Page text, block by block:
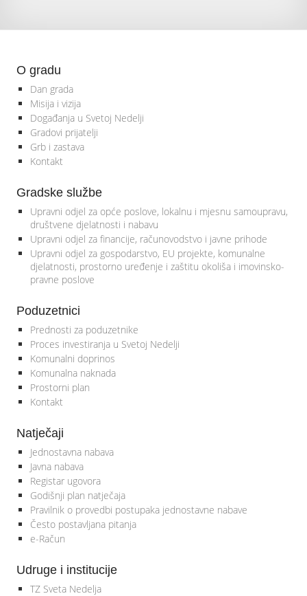
O gradu
Dan grada
Misija i vizija
Događanja u Svetoj Nedelji
Gradovi prijatelji
Grb i zastava
Kontakt
Gradske službe
Upravni odjel za opće poslove, lokalnu i mjesnu samoupravu,
društvene djelatnosti i nabavu
Upravni odjel za financije, računovodstvo i javne prihode
Upravni odjel za gospodarstvo, EU projekte, komunalne
djelatnosti, prostorno uređenje i zaštitu okoliša i imovinsko-
pravne poslove
Poduzetnici
Prednosti za poduzetnike
Proces investiranja u Svetoj Nedelji
Komunalni doprinos
Komunalna naknada
Prostorni plan
Kontakt
Natječaji
Jednostavna nabava
Javna nabava
Registar ugovora
Godišnji plan natječaja
Pravilnik o provedbi postupaka jednostavne nabave
Često postavljana pitanja
e-Račun
Udruge i institucije
TZ Sveta Nedelja